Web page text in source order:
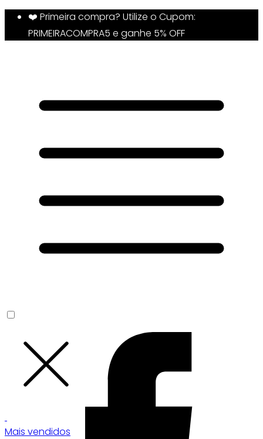
❤️ Primeira compra? Utilize o Cupom:
PRIMEIRACOMPRA5 e ganhe 5% OFF
Mais vendidos